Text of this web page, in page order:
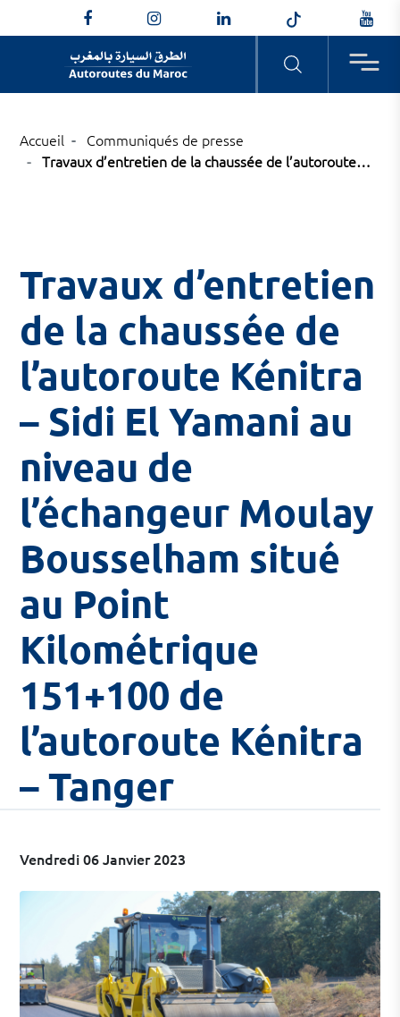
NOTRE SOCIÉTÉ
LA SÉCURITÉ AUTOROUTIÈRE
autoroutière
NOS AUTOROUTES
ACTUALITÉS
Accueil
Communiqués de presse
Travaux d’entretien de la chaussée de l’autoroute…
Travaux d’entretien
de la chaussée de
l’autoroute Kénitra
– Sidi El Yamani au
niveau de
l’échangeur Moulay
Bousselham situé
au Point
Kilométrique
151+100 de
l’autoroute Kénitra
– Tanger
Vendredi 06 Janvier 2023